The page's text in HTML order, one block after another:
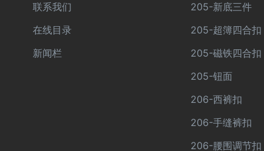
联系我们
在线目录
新闻栏
205-新底三件
205-超簿四合扣
205-磁铁四合扣
205-钮面
206-西裤扣
206-手缝裤扣
206-腰围调节扣